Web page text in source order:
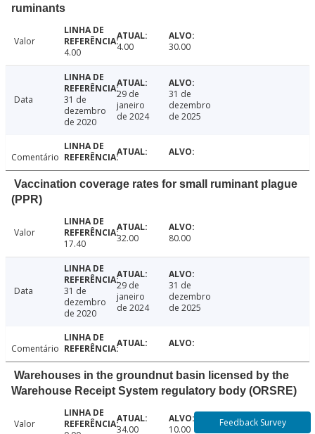
ruminants
Valor
4.00
4.00 30.00
Data
31 de
dezembro
de 2020
29 de
janeiro
de 2024
31 de
dezembro
de 2025
Comentário
Vaccination coverage rates for small ruminant plague
(PPR)
Valor
17.40
32.00 80.00
Data
31 de
dezembro
de 2020
29 de
janeiro
de 2024
31 de
dezembro
de 2025
Comentário
Warehouses in the groundnut basin licensed by the
Warehouse Receipt System regulatory body (ORSRE)
Valor
34.00 10.00
Feedback Survey